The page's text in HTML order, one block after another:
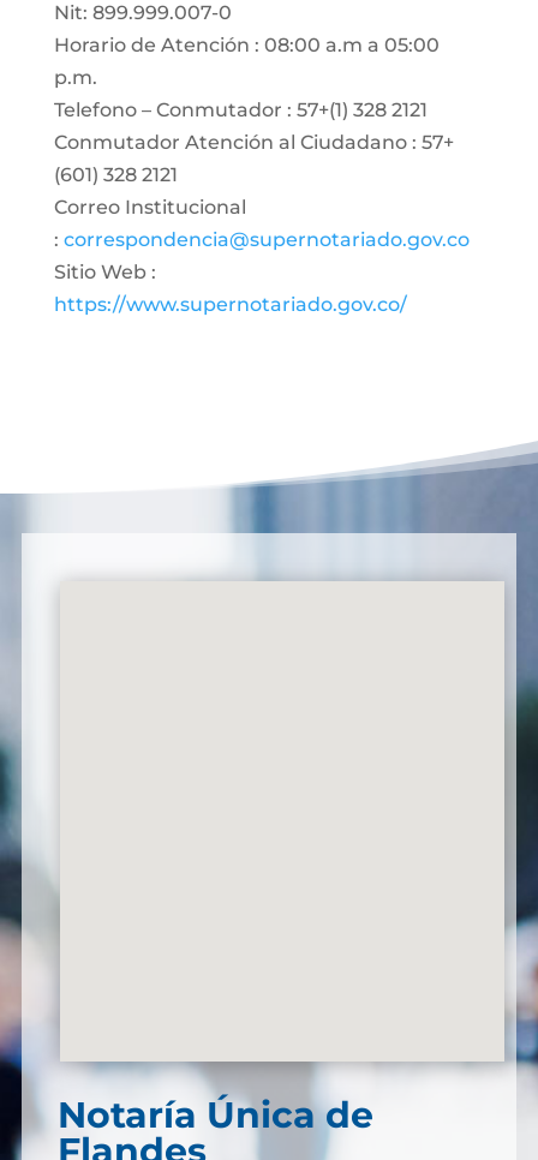
Nit: 899.999.007-0
Horario de Atención : 08:00 a.m a 05:00
p.m.
Telefono – Conmutador : 57+(1) 328 2121
Conmutador Atención al Ciudadano : 57+
(601) 328 2121
Correo Institucional
: correspondencia@supernotariado.gov.co
Sitio Web :
https://www.supernotariado.gov.co/
Notaría Única de
Flandes